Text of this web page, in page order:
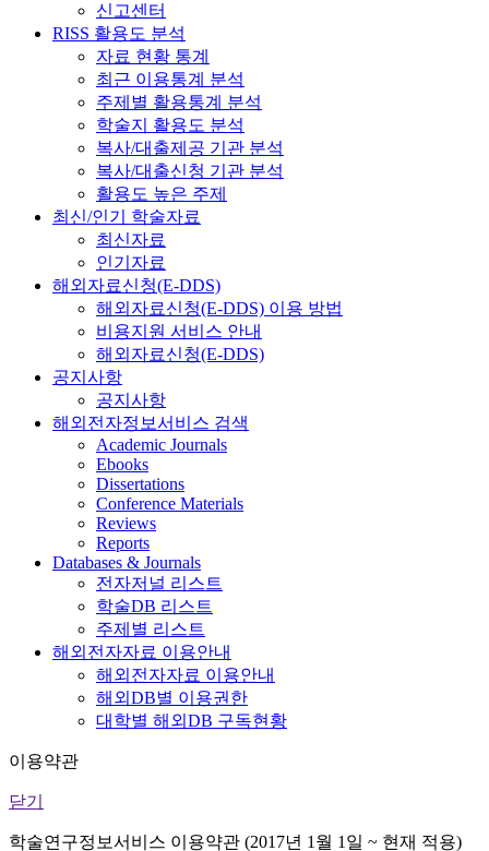
신고센터
RISS 활용도 분석
자료 현황 통계
최근 이용통계 분석
주제별 활용통계 분석
학술지 활용도 분석
복사/대출제공 기관 분석
복사/대출신청 기관 분석
활용도 높은 주제
최신/인기 학술자료
최신자료
인기자료
해외자료신청(E-DDS)
해외자료신청(E-DDS) 이용 방법
비용지원 서비스 안내
해외자료신청(E-DDS)
공지사항
공지사항
해외전자정보서비스 검색
Academic Journals
Ebooks
Dissertations
Conference Materials
Reviews
Reports
Databases & Journals
전자저널 리스트
학술DB 리스트
주제별 리스트
해외전자자료 이용안내
해외전자자료 이용안내
해외DB별 이용권한
대학별 해외DB 구독현황
이용약관
닫기
학술연구정보서비스 이용약관 (2017년 1월 1일 ~ 현재 적용)